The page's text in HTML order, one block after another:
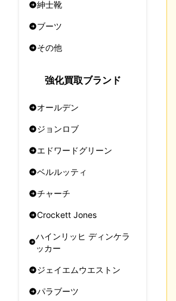
紳士靴
ブーツ
その他
強化買取ブランド
オールデン
ジョンロブ
エドワードグリーン
ベルルッティ
チャーチ
Crockett Jones
ハインリッヒ ディンケラ
ッカー
ジェイエムウエストン
パラブーツ